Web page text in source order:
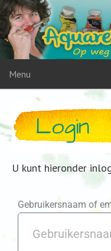
Menu
Login
U kunt hieronder
Gebruikersnaam of